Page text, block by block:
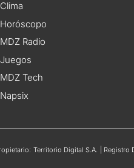
Clima
Horóscopo
MDZ Radio
Juegos
MDZ Tech
Napsix
Territorio Digital S.A. | Registro